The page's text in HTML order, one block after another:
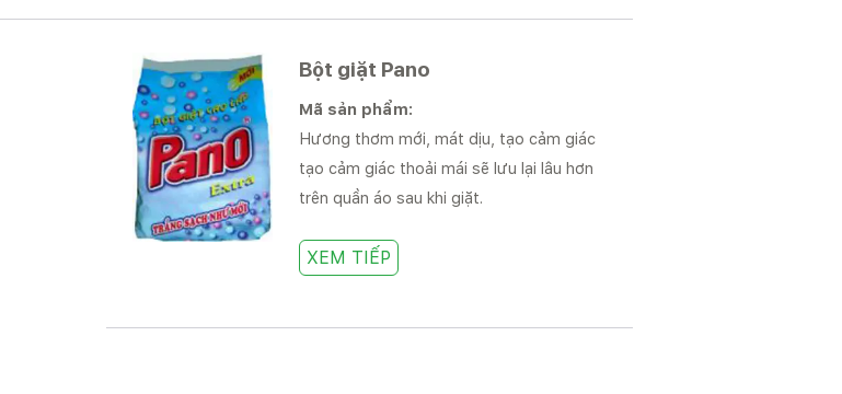
Bột giặt Pano
Mã sản phẩm:
Hương thơm mới, mát dịu, tạo cảm giác
tạo cảm giác thoải mái sẽ lưu lại lâu hơn
trên quần áo sau khi giặt.
XEM TIẾP